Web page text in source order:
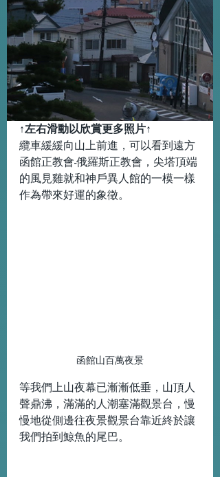
↑左右滑動以欣賞更多照片↑
纜車緩緩向山上前進，可以看到遠方
函館正教會-俄羅斯正教會，尖塔頂端
的風見雞就和神戶異人館的一模一樣
作為帶來好運的象徵。
函館山百萬夜景
等我們上山夜幕已漸漸低垂，山頂人
聲鼎沸，滿滿的人潮塞滿觀景台，慢
慢地從側邊往夜景觀景台靠近終於讓
我們拍到鯨魚的尾巴。